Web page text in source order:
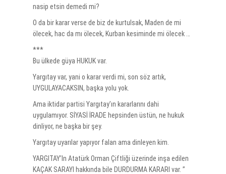
nasip etsin demedi mi?
O da bir karar verse de biz de kurtulsak, Maden de mi
ölecek, hac da mı ölecek, Kurban kesiminde mi ölecek …
***
Bu ülkede güya HUKUK var.
Yargıtay var, yani o karar verdi mi, son söz artık,
UYGULAYACAKSIN, başka yolu yok.
Ama iktidar partisi Yargıtay’ın kararlarını dahi
uygulamıyor. SİYASİ İRADE hepsinden üstün, ne hukuk
dinliyor, ne başka bir şey.
Yargıtay uyarılar yapıyor falan ama dinleyen kim.
YARGITAY’In Atatürk Orman Çiftliği üzerinde inşa edilen
KAÇAK SARAYI hakkında bile DURDURMA KARARI var. ”